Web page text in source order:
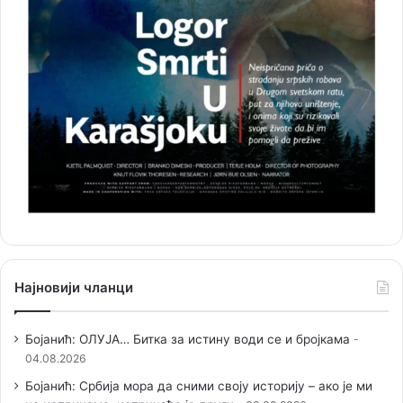
Најновији чланци
Бојанић: ОЛУЈА… Битка за истину води се и бројкама
04.08.2026
Бојанић: Србија мора да сними своју историју – ако је ми